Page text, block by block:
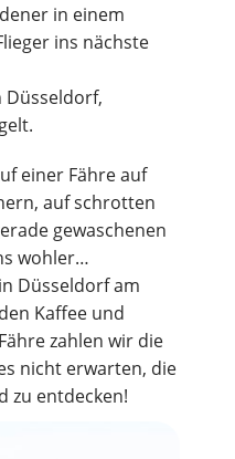
in einem
ins nächste
einer Fähre auf
auf schrotten
gewaschenen
wohler…
Düsseldorf am
Kaffee und
zahlen wir die
nicht erwarten, die
zu entdecken!